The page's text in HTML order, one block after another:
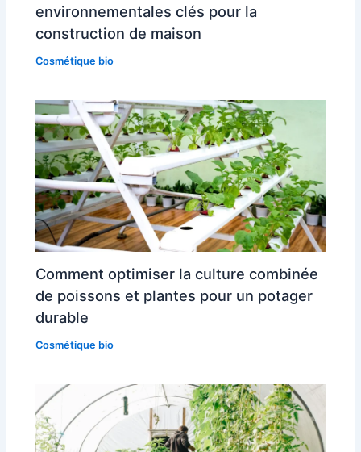
environnementales clés pour la
construction de maison
Cosmétique bio
Comment optimiser la culture combinée
de poissons et plantes pour un potager
durable
Cosmétique bio